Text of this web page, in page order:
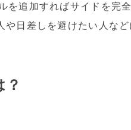
追加すればサイドを完
日差しを避けたい人な